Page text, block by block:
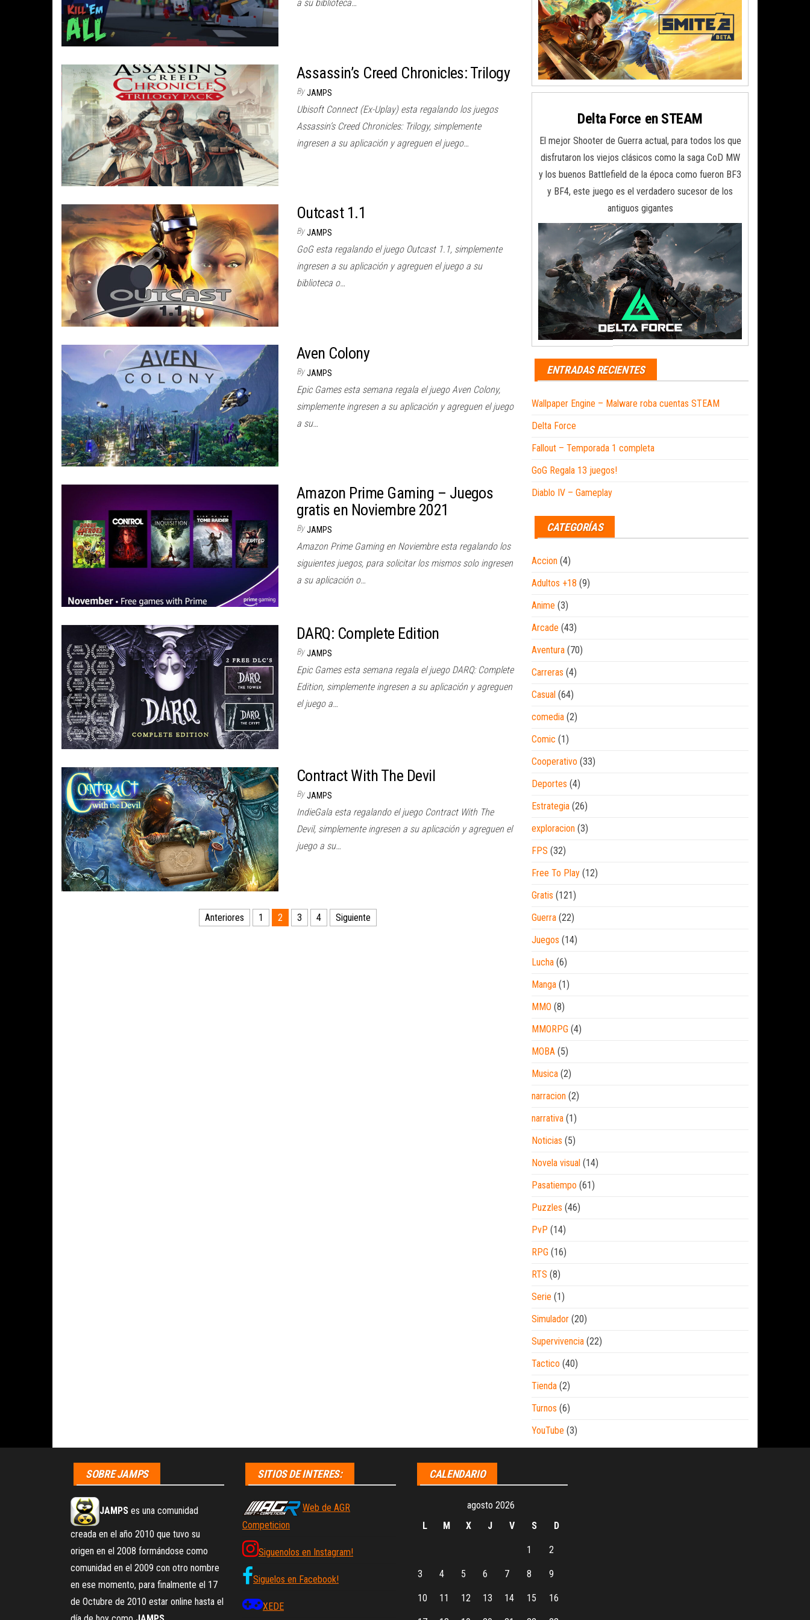
a su biblioteca…
Assassin’s Creed Chronicles: Trilogy
By JAMPS
Ubisoft Connect (Ex-Uplay) esta regalando los juegos
Assassin’s Creed Chronicles: Trilogy, simplemente
ingresen a su aplicación y agreguen el juego…
Outcast 1.1
By JAMPS
GoG esta regalando el juego Outcast 1.1, simplemente
ingresen a su aplicación y agreguen el juego a su
biblioteca o…
Aven Colony
By JAMPS
Epic Games esta semana regala el juego Aven Colony,
simplemente ingresen a su aplicación y agreguen el juego
a su…
Amazon Prime Gaming – Juegos
gratis en Noviembre 2021
By JAMPS
Amazon Prime Gaming en Noviembre esta regalando los
siguientes juegos, para solicitar los mismos solo ingresen
a su aplicación o…
DARQ: Complete Edition
By JAMPS
Epic Games esta semana regala el juego DARQ: Complete
Edition, simplemente ingresen a su aplicación y agreguen
el juego a…
Contract With The Devil
By JAMPS
IndieGala esta regalando el juego Contract With The
Devil, simplemente ingresen a su aplicación y agreguen el
juego a su…
Anteriores 1 2 3 4 Siguiente
Delta Force en STEAM
El mejor Shooter de Guerra actual, para todos los que
disfrutaron los viejos clásicos como la saga CoD MW
y los buenos Battlefield de la época como fueron BF3
y BF4, este juego es el verdadero sucesor de los
antiguos gigantes
ENTRADAS RECIENTES
Wallpaper Engine – Malware roba cuentas STEAM
Delta Force
Fallout – Temporada 1 completa
GoG Regala 13 juegos!
Diablo IV – Gameplay
CATEGORÍAS
Accion (4)
Adultos +18 (9)
Anime (3)
Arcade (43)
Aventura (70)
Carreras (4)
Casual (64)
comedia (2)
Comic (1)
Cooperativo (33)
Deportes (4)
Estrategia (26)
exploracion (3)
FPS (32)
Free To Play (12)
Gratis (121)
Guerra (22)
Juegos (14)
Lucha (6)
Manga (1)
MMO (8)
MMORPG (4)
MOBA (5)
Musica (2)
narracion (2)
narrativa (1)
Noticias (5)
Novela visual (14)
Pasatiempo (61)
Puzzles (46)
PvP (14)
RPG (16)
RTS (8)
Serie (1)
Simulador (20)
Supervivencia (22)
Tactico (40)
Tienda (2)
Turnos (6)
YouTube (3)
SOBRE JAMPS
JAMPS es una comunidad
creada en el año 2010 que tuvo su
origen en el 2008 formándose como
comunidad en el 2009 con otro nombre
en ese momento, para finalmente el 17
de Octubre de 2010 estar online hasta el
SITIOS DE INTERES:
Web de AGR
Competicion
Siguenolos en Instagram!
Siguelos en Facebook!
XEDE
CALENDARIO
agosto 2026
L
M X J V S D
1 2
3 4 5 6 7 8 9
10 11 12 13 14 15 16